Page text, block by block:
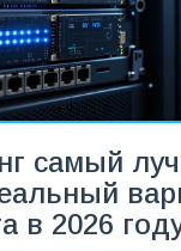
самый
в 2026